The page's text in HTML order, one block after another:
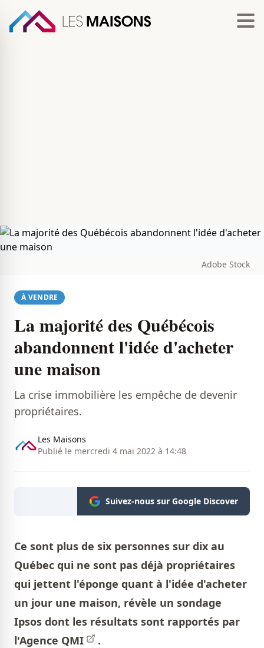
Adobe Stock
À VENDRE
La majorité des Québécois
abandonnent l'idée d'acheter
une maison
La crise immobilière les empêche de devenir
propriétaires.
Les Maisons
Publié le mercredi 4 mai 2022 à 14:48
Suivez-nous sur Google Discover
Ce sont plus de six personnes sur dix au
Québec qui ne sont pas déjà propriétaires
qui jettent l'éponge quant à l'idée d'acheter
un jour une maison, révèle un sondage
Ipsos dont les résultats sont rapportés par
l'Agence QMI .